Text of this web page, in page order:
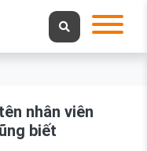
nhân viên
biết